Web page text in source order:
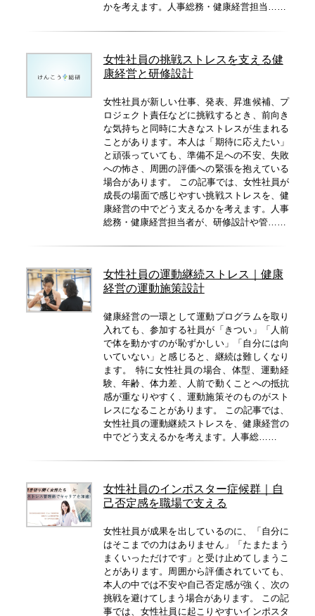
かを考えます。人事総務・健康経営担当……
女性社員の挑戦ストレスを支える健
康経営と研修設計
女性社員が新しい仕事、発表、昇進候補、プ
ロジェクト責任などに挑戦するとき、前向き
な気持ちと同時に大きなストレスが生まれる
ことがあります。本人は「期待に応えたい」
と頑張っていても、準備不足への不安、失敗
への怖さ、周囲の評価への緊張を抱えている
場合があります。 この記事では、女性社員が
成長の場面で感じやすい挑戦ストレスを、健
康経営の中でどう支えるかを考えます。人事
総務・健康経営担当者が、研修設計や管……
女性社員の運動継続ストレス｜健康
経営の運動施策設計
健康経営の一環として運動プログラムを取り
入れても、参加する社員が「きつい」「人前
で体を動かすのが恥ずかしい」「自分には向
いていない」と感じると、継続は難しくなり
ます。 特に女性社員の場合、体型、運動経
験、年齢、体力差、人前で動くことへの抵抗
感が重なりやすく、運動施策そのものがスト
レスになることがあります。 この記事では、
女性社員の運動継続ストレスを、健康経営の
中でどう支えるかを考えます。人事総……
女性社員のインポスター症候群｜自
己否定感を職場で支える
女性社員が成果を出しているのに、「自分に
はそこまでの力はありません」「たまたまう
まくいっただけです」と受け止めてしまうこ
とがあります。周囲から評価されていても、
本人の中では不安や自己否定感が強く、次の
挑戦を避けてしまう場合があります。 この記
事では、女性社員に起こりやすいインポスタ